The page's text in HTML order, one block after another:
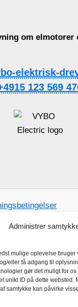
Administrer
mulige oplevelse
eller få adgang til
gør det muligt for
unikt ID på dette websted.
samtykke kan påvirke
om elmotorer
elektrisk-
123 569
Hjem
Butik
Elektriske